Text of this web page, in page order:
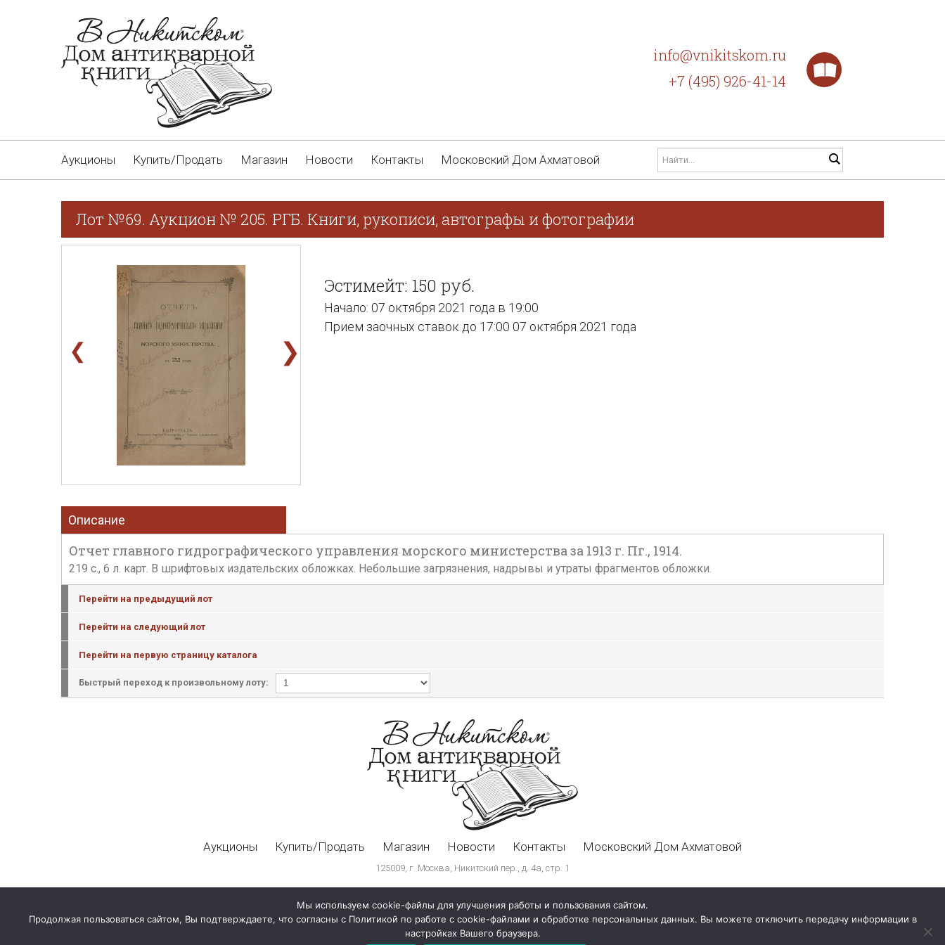
info@vnikitskom.ru
+7 (495) 926-41-14
Аукционы Купить/Продать Магазин Новости Контакты Московский Дом Ахматовой
Лот №69. Аукцион № 205. РГБ. Книги, рукописи, автографы и фотографии
❮ ❯
Эстимейт: 150 руб.
Начало: 07 октября 2021 года в 19:00
Прием заочных ставок до 17:00 07 октября 2021 года
Описание
Отчет главного гидрографического управления морского министерства за 1913 г. Пг., 1914.
219 с., 6 л. карт. В шрифтовых издательских обложках. Небольшие загрязнения, надрывы и утраты фрагментов обложки.
Перейти на предыдущий лот
Перейти на следующий лот
Перейти на первую страницу каталога
Быстрый переход к произвольному лоту:
Аукционы Купить/Продать Магазин Новости Контакты Московский Дом Ахматовой
125009, г. Москва, Никитский пер., д. 4а, стр. 1
Мы используем cookie-файлы для улучшения работы и пользования сайтом.
Продолжая пользоваться сайтом, Вы подтверждаете, что согласны с Политикой по работе с cookie-файлами и обработке персональных данных. Вы можете отключить передачу информации в
настройках Вашего браузера.